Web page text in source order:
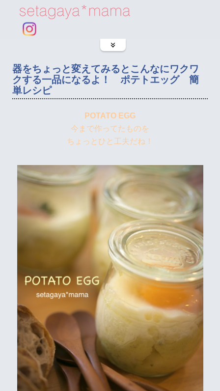
器をちょっと変えてみるとこんなにワクワ
クする一品になるよ！ ポテトエッグ 簡
単レシピ
POTATO EGG
今まで作ってたものを
ちょっとひと工夫だね！